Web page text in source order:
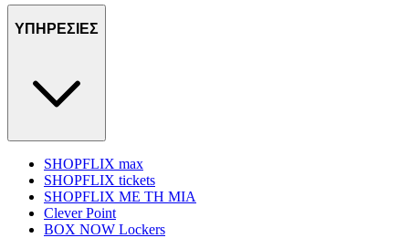
ΥΠΗΡΕΣΙΕΣ
SHOPFLIX max
SHOPFLIX tickets
SHOPFLIX ΜΕ ΤΗ ΜΙΑ
Clever Point
BOX NOW Lockers